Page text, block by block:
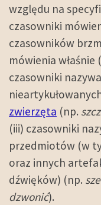
względu na
czasowniki
czasowników
mówienia właśnie
czasowniki
zwierzęta (np.
(iii) czasowniki
przedmiotów (w
oraz innych
dźwięków) (np.
dzwonić).